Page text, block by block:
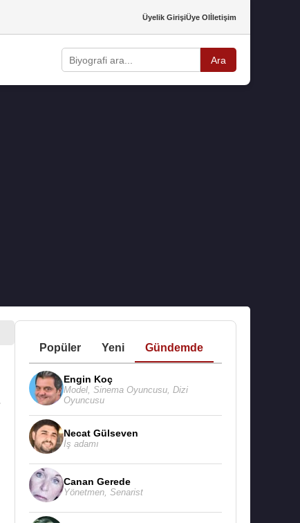
Üyelik GirişiÜye Olİletişim
Ara
Popüler Yeni Gündemde
Engin Koç
Model, Sinema Oyuncusu, Dizi
Oyuncusu
Necat Gülseven
İş adamı
Canan Gerede
Yönetmen, Senarist